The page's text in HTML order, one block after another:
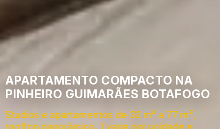
APARTAMENTO COMPACTO NA
PINHEIRO GUIMARÃES BOTAFOGO
Studios e apartamentos de 32 m² a 77 m²,